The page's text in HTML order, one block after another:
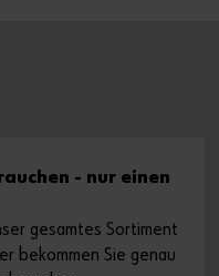
- nur einen
gesamtes Sortiment
bekommen Sie genau